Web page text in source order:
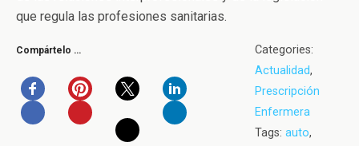
que regula las profesiones sanitarias.
Compártelo …
Categories:
Actualidad,
Prescripción
Enfermera
Tags: auto,